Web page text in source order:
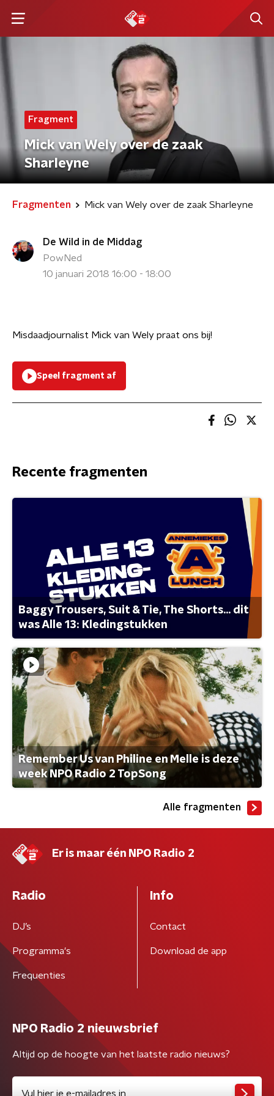
Fragment
Mick van Wely over de zaak
Sharleyne
Fragmenten Mick van Wely over de zaak Sharleyne
De Wild in de Middag
PowNed
10 januari 2018 16:00 - 18:00
Misdaadjournalist Mick van Wely praat ons bij!
Speel fragment af
Recente fragmenten
Baggy Trousers, Suit & Tie, The Shorts... dit
was Alle 13: Kledingstukken
Remember Us van Philine en Melle is deze
week NPO Radio 2 TopSong
Alle fragmenten
Er is maar één NPO Radio 2
Radio
DJ’s
Programma's
Frequenties
Info
Contact
Download de app
NPO Radio 2 nieuwsbrief
Altijd op de hoogte van het laatste radio nieuws?